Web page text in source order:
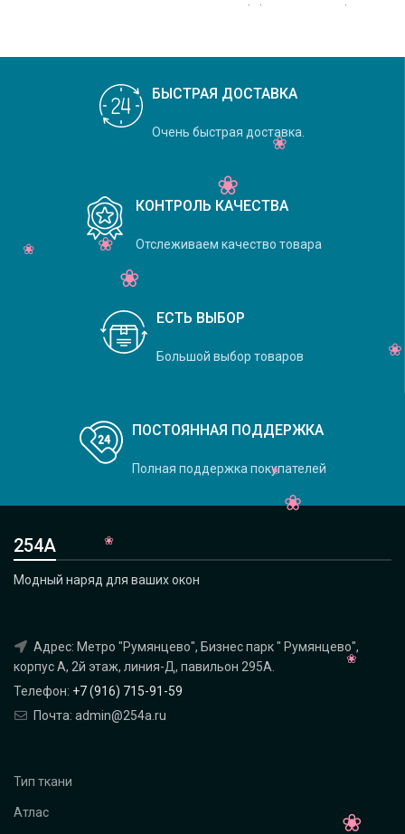
Daylight, коллекция Felicity,
БЫСТРАЯ ДОСТАВКА
Очень быстрая доставка.
КОНТРОЛЬ КАЧЕСТВА
Отслеживаем качество товара
ЕСТЬ ВЫБОР
Большой выбор товаров
ПОСТОЯННАЯ ПОДДЕРЖКА
Полная поддержка покупателей
254А
Модный наряд для ваших окон
Адрес: Метро "Румянцево", Бизнес парк " Румянцево",
корпус А, 2й этаж, линия-Д, павильон 295A.
Телефон: +7 (916) 715-91-59
Почта: admin@254a.ru
Тип ткани
Атлас